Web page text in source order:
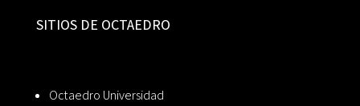
SITIOS DE OCTAEDRO
Octaedro Universidad